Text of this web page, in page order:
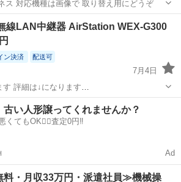
ス 対応機種は画像で 取り替え用にどうぞ
機器
線LAN中継器 AirStation WEX-G300
ン決済 配送可
7月4日
す
wex-g300.html よろしくお願いい
駅 周辺機器 WEX
古い人形譲ってくれませんか？
くてもOK🙆‍♀️査定0円‼️
Ad
・月収33万円・派遣社員≫機械操